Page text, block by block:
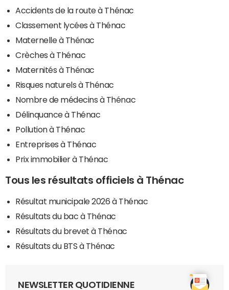
Accidents de la route à Thénac
Classement lycées à Thénac
Maternelle à Thénac
Crèches à Thénac
Maternités à Thénac
Risques naturels à Thénac
Nombre de médecins à Thénac
Délinquance à Thénac
Pollution à Thénac
Entreprises à Thénac
Prix immobilier à Thénac
Tous les résultats officiels à Thénac
Résultat municipale 2026 à Thénac
Résultats du bac à Thénac
Résultats du brevet à Thénac
Résultats du BTS à Thénac
NEWSLETTER QUOTIDIENNE